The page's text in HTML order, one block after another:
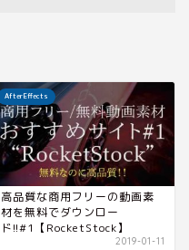
AfterEffects
高品質な商用フリーの動画素
材を無料でダウンロー
ド!!#1【RocketStock】
2019-01-11